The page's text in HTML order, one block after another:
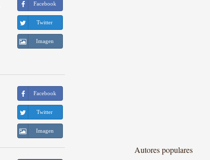
Facebook
Twitter
Imagen
Facebook
Twitter
Imagen
Autores populares